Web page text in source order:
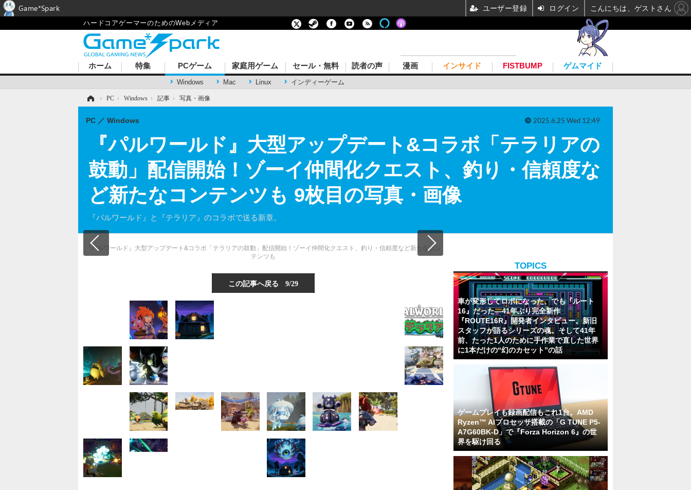
ハードコアゲーマーのためのWebメディア
ホーム 特集 PCゲーム
Windows Mac Linux インディーゲーム
家庭用ゲーム セール・無料 読者の声 漫画 インサイド FISTBUMP ゲムマイド
› PC › Windows › 記事 › 写真・画像
『パルワールド』大型アップデート&コラボ「テラリアの
鼓動」配信開始！ゾーイ仲間化クエスト、釣り・信頼度な
ど新たなコンテンツも 9枚目の写真・画像
『パルワールド』と『テラリア』のコラボで送る新章。
PC Windows 2025.6.25 Wed 12:49
『パルワールド』大型アップデート&コラボ「テラリアの鼓動」配信開始！ゾーイ仲間化クエスト、釣り・信頼度など新たなコン
テンツも
この記事へ戻る 9/29
TOPICS
車が変形してロボになった、でも『ルート
16』だった―41年ぶり完全新作
『ROUTE16R』開発者インタビュー。新旧
スタッフが語るシリーズの魂。そして41年
前、たった1人のために手作業で直した世界
に1本だけの“幻のカセット”の話
ゲームプレイも録画配信もこれ1台。AMD
Ryzen™ AIプロセッサ搭載の「G TUNE P5-
A7G60BK-D」で『Forza Horizon 6』の世
界を駆け回る
Game*Spark ユーザー登録 ログイン こんにちは、ゲストさん